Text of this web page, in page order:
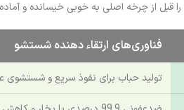
فناوری‌های ارتقاء دهنده شستشو
تولید حباب برای نفوذ سریع و شستشوی